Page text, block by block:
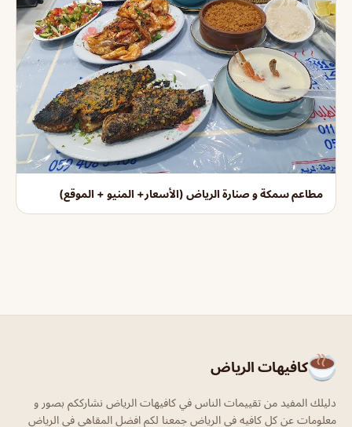
مطاعم سمكة و صنارة الرياض (الأسعار+ المنيو + الموقع)
كافيهات الرياض
دليلك المفيد من تقييمات الناس في كافيهات الرياض نشارككم بصور و
معلومات عن كل كافيه في الرياض جمعنا لكم افضل المقاهي في الرياض